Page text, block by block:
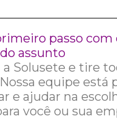
passo com
assunto
a Solusete e tire
equipe está
e ajudar na
você ou sua